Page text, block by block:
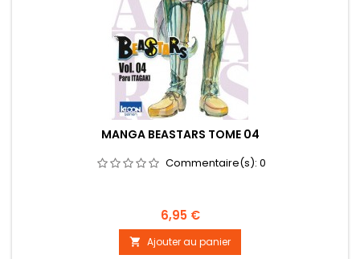
MANGA BEASTARS TOME 04
Commentaire(s): 0
Prix
6,95 €
 Ajouter au panier